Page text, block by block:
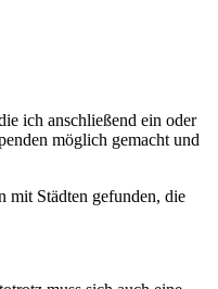
ich anschließend ein oder
möglich gemacht und
mit Städten gefunden, die